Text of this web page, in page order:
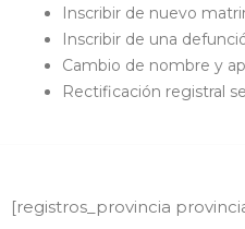
Inscribir de nuevo
Inscribir de una
Cambio de nombre y
Rectificación registral
[registros_provincia